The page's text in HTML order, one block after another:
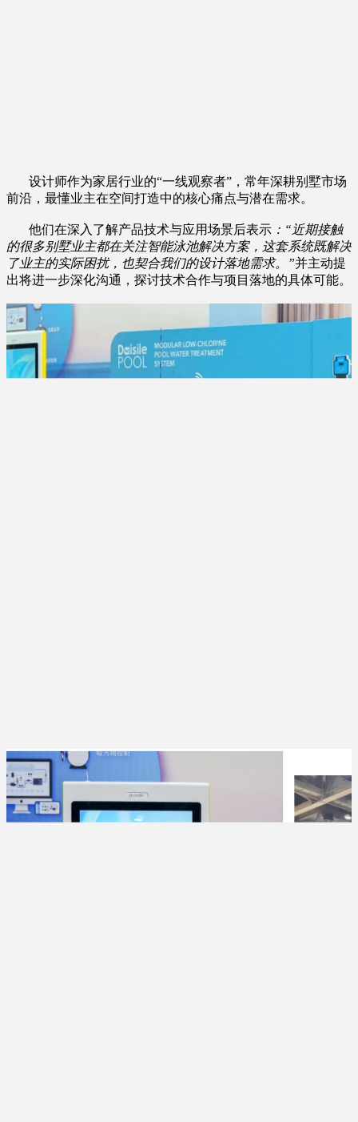
设计师作为家居行业的“一线观察者”，常年深耕别墅市场
前沿，最懂业主在空间打造中的核心痛点与潜在需求。
他们在深入了解产品技术与应用场景后表示 ：“近期接触
的很多别墅业主都在关注智能泳池解决方案，这套系统既解决
了业主的实际困扰，也契合我们的设计落地需求。”并主动提
出将进一步深化沟通，探讨技术合作与项目落地的具体可能。